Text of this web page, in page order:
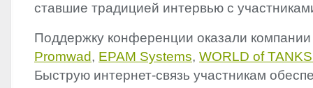
ставшие традицией интервью с
Поддержку конференции оказали
Promwad, EPAM Systems, WORLD ofTANKS
Быструю интернет-связь участникам